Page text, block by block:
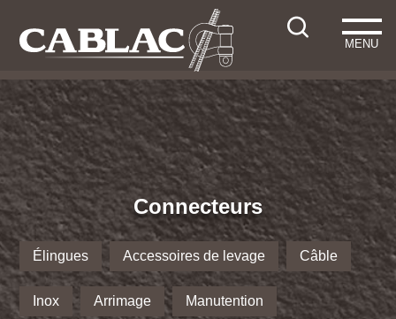
MENU
Connecteurs
Élingues Accessoires de levage Câble
Inox Arrimage Manutention